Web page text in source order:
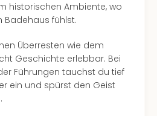
historischen Ambiente, wo
Badehaus fühlst.
Überresten wie dem
Geschichte erlebbar. Bei
Führungen tauchst du tief
ein und spürst den Geist